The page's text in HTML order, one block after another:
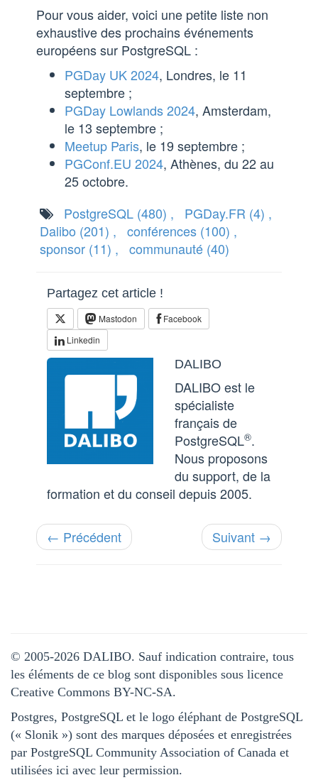
Pour vous aider, voici une petite liste non
exhaustive des prochains événements
européens sur PostgreSQL :
PGDay UK 2024, Londres, le 11
septembre ;
PGDay Lowlands 2024, Amsterdam,
le 13 septembre ;
Meetup Paris, le 19 septembre ;
PGConf.EU 2024, Athènes, du 22 au
25 octobre.
PostgreSQL (480) , PGDay.FR (4) ,
Dalibo (201) , conférences (100) ,
sponsor (11) , communauté (40)
Partagez cet article !
Mastodon
Facebook
Linkedin
DALIBO
DALIBO est le
spécialiste
français de
PostgreSQL®.
Nous proposons
du support, de la
formation et du conseil depuis 2005.
← Précédent Suivant →
© 2005-2026 DALIBO. Sauf indication contraire, tous
les éléments de ce blog sont disponibles sous licence
Creative Commons BY-NC-SA.
Postgres, PostgreSQL et le logo éléphant de PostgreSQL
(« Slonik ») sont des marques déposées et enregistrées
par PostgreSQL Community Association of Canada et
utilisées ici avec leur permission.